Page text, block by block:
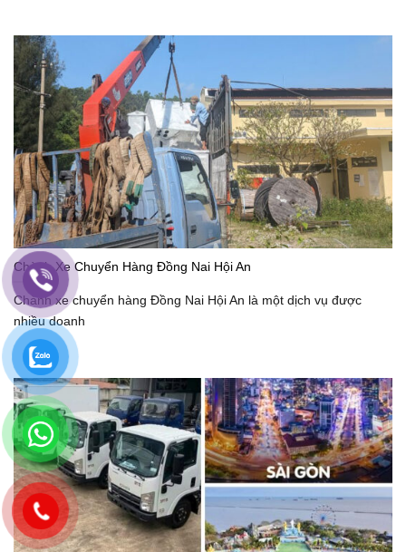
Chành Xe Chuyển Hàng Đồng Nai Hội An
Chành xe chuyển hàng Đồng Nai Hội An là một dịch vụ được
nhiều doanh